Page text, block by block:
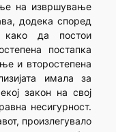
на извршување
додека според
како да постои
постапка
и второстепена
имала за
закон на свој
несигурност.
произлегувало